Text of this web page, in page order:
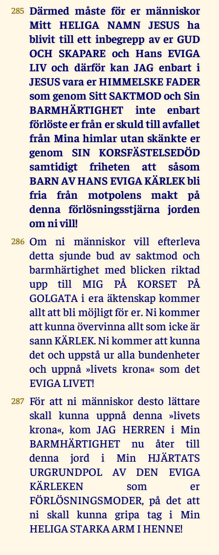
285 Därmed måste för er människor
Mitt HELIGA NAMN JESUS ha
blivit till ett inbegrepp av er GUD
OCH SKAPARE och Hans EVIGA
LIV och därför kan JAG enbart i
JESUS vara er HIMMELSKE FADER
som genom Sitt SAKTMOD och Sin
BARMHÄRTIGHET inte enbart
förlöste er från er skuld till avfallet
från Mina himlar utan skänkte er
genom SIN KORSFÄSTELSEDÖD
samtidigt friheten att såsom
BARN AV HANS EVIGA KÄRLEK bli
fria från motpolens makt på
denna förlösningsstjärna jorden
om ni vill!
286 Om ni människor vill efterleva
detta sjunde bud av saktmod och
barmhärtighet med blicken riktad
upp till MIG PÅ KORSET PÅ
GOLGATA i era äktenskap kommer
allt att bli möjligt för er. Ni kommer
att kunna övervinna allt som icke är
sann KÄRLEK. Ni kommer att kunna
det och uppstå ur alla bundenheter
och uppnå »livets krona« som det
EVIGA LIVET!
287 För att ni människor desto lättare
skall kunna uppnå denna »livets
krona«, kom JAG HERREN i Min
BARMHÄRTIGHET nu åter till
denna jord i Min HJÄRTATS
URGRUNDPOL AV DEN EVIGA
KÄRLEKEN som er
FÖRLÖSNINGSMODER, på det att
ni skall kunna gripa tag i Min
HELIGA STARKA ARM I HENNE!